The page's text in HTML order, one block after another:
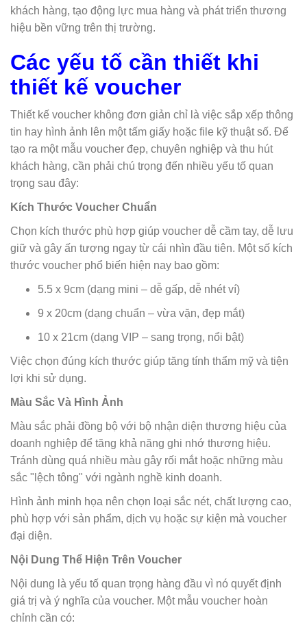
khách hàng, tạo động lực mua hàng và phát triển thương
hiệu bền vững trên thị trường.
Các yếu tố cần thiết khi
thiết kế voucher
Thiết kế voucher không đơn giản chỉ là việc sắp xếp thông
tin hay hình ảnh lên một tấm giấy hoặc file kỹ thuật số. Để
tạo ra một mẫu voucher đẹp, chuyên nghiệp và thu hút
khách hàng, cần phải chú trọng đến nhiều yếu tố quan
trọng sau đây:
Kích Thước Voucher Chuẩn
Chọn kích thước phù hợp giúp voucher dễ cầm tay, dễ lưu
giữ và gây ấn tượng ngay từ cái nhìn đầu tiên. Một số kích
thước voucher phổ biến hiện nay bao gồm:
5.5 x 9cm (dạng mini – dễ gấp, dễ nhét ví)
9 x 20cm (dạng chuẩn – vừa vặn, đẹp mắt)
10 x 21cm (dạng VIP – sang trọng, nổi bật)
Việc chọn đúng kích thước giúp tăng tính thẩm mỹ và tiện
lợi khi sử dụng.
Màu Sắc Và Hình Ảnh
Màu sắc phải đồng bộ với bộ nhận diện thương hiệu của
doanh nghiệp để tăng khả năng ghi nhớ thương hiệu.
Tránh dùng quá nhiều màu gây rối mắt hoặc những màu
sắc "lệch tông" với ngành nghề kinh doanh.
Hình ảnh minh họa nên chọn loại sắc nét, chất lượng cao,
phù hợp với sản phẩm, dịch vụ hoặc sự kiện mà voucher
đại diện.
Nội Dung Thể Hiện Trên Voucher
Nội dung là yếu tố quan trọng hàng đầu vì nó quyết định
giá trị và ý nghĩa của voucher. Một mẫu voucher hoàn
chỉnh cần có: